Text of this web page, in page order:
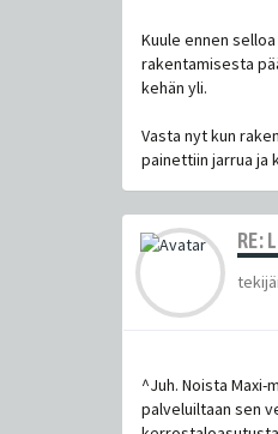
Kuule ennen
rakentamisesta
kehän yli.
Vasta nyt kun
painettiin jarrua ja
RE:
^Juh. Noista
palveluiltaan sen